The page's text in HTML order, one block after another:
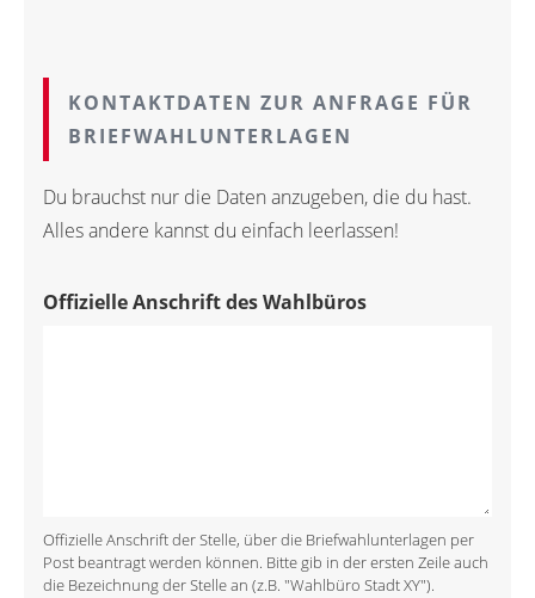
KONTAKTDATEN ZUR ANFRAGE FÜR
BRIEFWAHLUNTERLAGEN
Du brauchst nur die Daten anzugeben, die du hast.
Alles andere kannst du einfach leerlassen!
Offizielle Anschrift des Wahlbüros
Offizielle Anschrift der Stelle, über die Briefwahlunterlagen per
Post beantragt werden können. Bitte gib in der ersten Zeile auch
die Bezeichnung der Stelle an (z.B. "Wahlbüro Stadt XY").